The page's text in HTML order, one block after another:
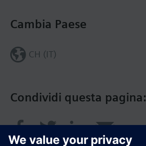
Condividi questa pagina:
Cambia Paese
CH (IT)